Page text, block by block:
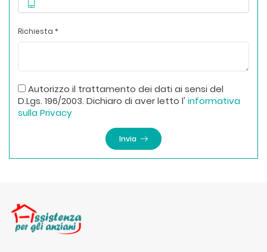
Richiesta *
Autorizzo il trattamento dei dati ai sensi del
D.Lgs. 196/2003. Dichiaro di aver letto l' informativa
sulla Privacy
Invia